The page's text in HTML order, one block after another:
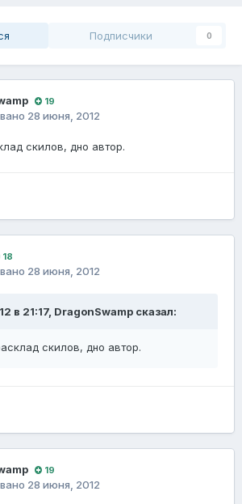
Подписчики 0
19
28 июня, 2012
скилов, дно автор.
18
28 июня, 2012
в 21:17, DragonSwamp сказал:
скилов, дно автор.
19
28 июня, 2012